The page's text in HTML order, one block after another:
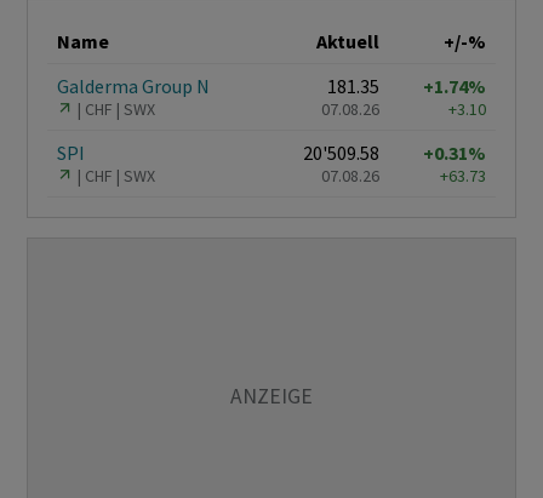
Name Aktuell
+/-%
Galderma Group N
CHF SWX
181.35
07.08.26
+1.74%
+3.10
SPI
CHF SWX
20'509.58
07.08.26
+0.31%
+63.73